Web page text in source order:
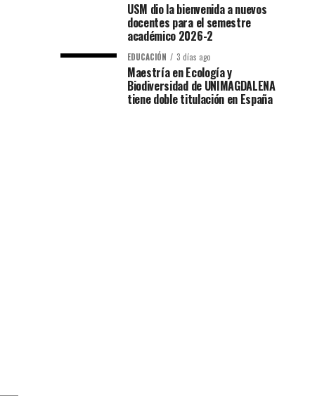
USM dio la bienvenida a nuevos
docentes para el semestre
académico 2026-2
EDUCACIÓN 3 días ago
Maestría en Ecología y
Biodiversidad de UNIMAGDALENA
tiene doble titulación en España